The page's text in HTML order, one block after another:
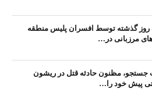
روز گذشته توسط افسران پلیس منطقه
مرزبانی در…
جستجو، مظنون حادثه قتل در ریشون
پیش خود را…